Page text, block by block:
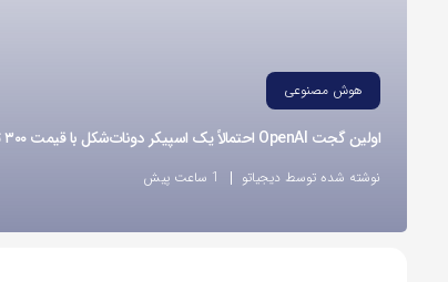
هوش مصنوعی
اولین گجت OpenAI احتمالاً یک اسپیکر دونات‌شکل با قیمت ۳۰۰ تا ۴۰۰ دلار خواهد بود
نوشته شده توسط دیجیاتو 1 ساعت پیش